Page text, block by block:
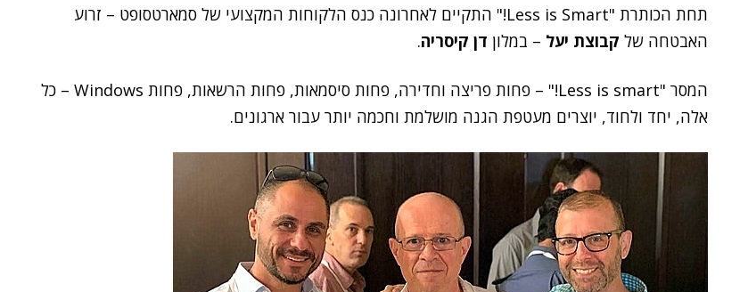
תחת הכותרת "Less is Smart!" התקיים לאחרונה כנס הלקוחות המקצועי של סמארטסופט – זרוע
האבטחה של קבוצת יעל – במלון דן קיסריה.
המסר "Less is smart!" – פחות פריצה וחדירה, פחות סיסמאות, פחות הרשאות, פחות Windows – כל
אלה, יחד ולחוד, יוצרים מעטפת הגנה מושלמת וחכמה יותר עבור ארגונים.